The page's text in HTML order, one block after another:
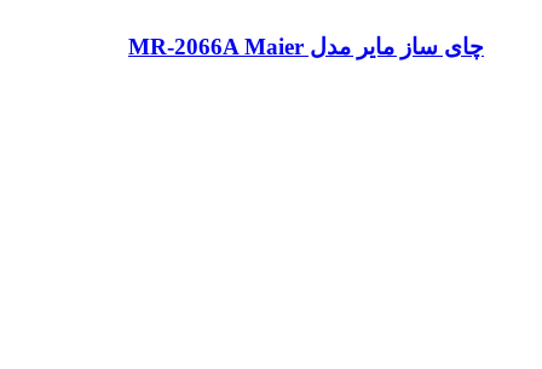
چای ساز مایر مدل MR-2066A Maier